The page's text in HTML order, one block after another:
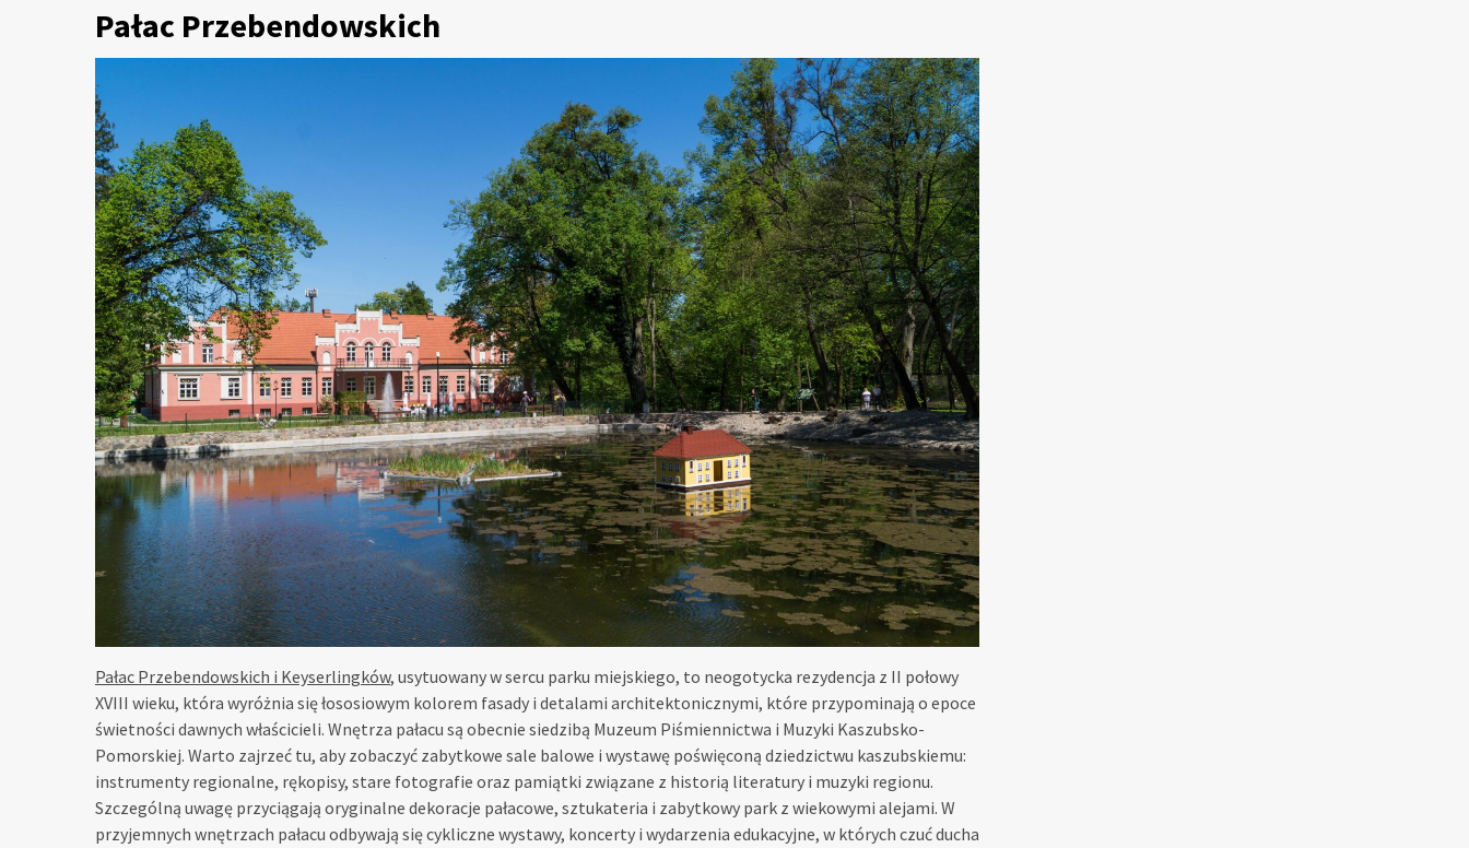
Pałac Przebendowskich
Pałac Przebendowskich i Keyserlingków, usytuowany w sercu parku miejskiego, to neogotycka rezydencja z II połowy
XVIII wieku, która wyróżnia się łososiowym kolorem fasady i detalami architektonicznymi, które przypominają o epoce
świetności dawnych właścicieli. Wnętrza pałacu są obecnie siedzibą Muzeum Piśmiennictwa i Muzyki Kaszubsko-
Pomorskiej. Warto zajrzeć tu, aby zobaczyć zabytkowe sale balowe i wystawę poświęconą dziedzictwu kaszubskiemu:
instrumenty regionalne, rękopisy, stare fotografie oraz pamiątki związane z historią literatury i muzyki regionu.
Szczególną uwagę przyciągają oryginalne dekoracje pałacowe, sztukateria i zabytkowy park z wiekowymi alejami. W
przyjemnych wnętrzach pałacu odbywają się cykliczne wystawy, koncerty i wydarzenia edukacyjne, w których czuć ducha